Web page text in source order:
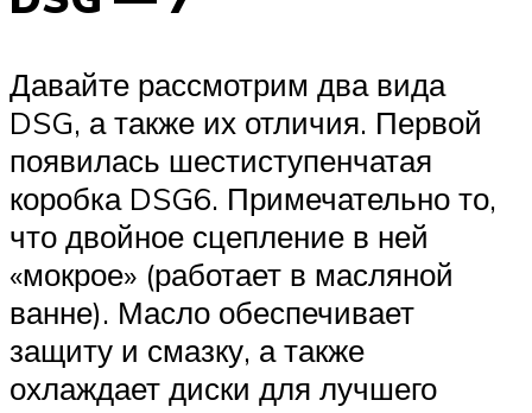
Давайте рассмотрим два вида
DSG, а также их отличия. Первой
появилась шестиступенчатая
коробка DSG6. Примечательно то,
что двойное сцепление в ней
«мокрое» (работает в масляной
ванне). Масло обеспечивает
защиту и смазку, а также
охлаждает диски для лучшего